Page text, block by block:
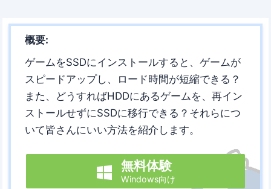
概要:
ゲームをSSDにインストールすると、ゲームが
スピードアップし、ロード時間が短縮できる？
また、どうすればHDDにあるゲームを、再イン
ストールせずにSSDに移行できる？それらにつ
いて皆さんにいい方法を紹介します。
 無料体験
Windows向け